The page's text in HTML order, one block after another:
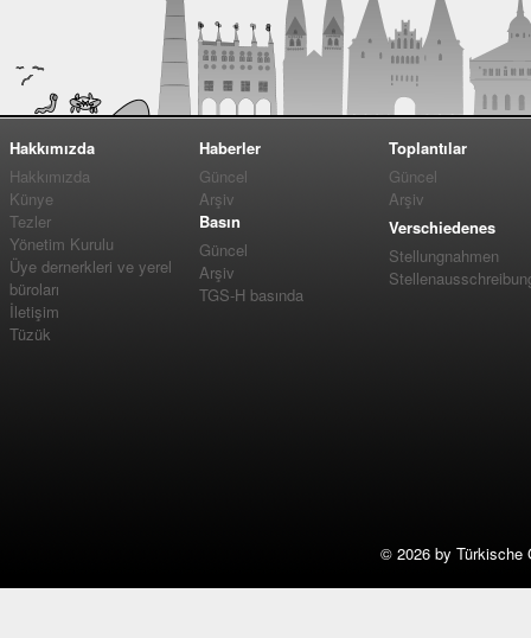
Hakkımızda
Hakkımızda
Künye
Tezler
Yönetim Kurulu
Üye dernerkleri ve yerel
büroları
İletişim
Tüzük
Haberler
Güncel
Arşiv
Basın
Güncel
Arşiv
TGS-H basında
Toplantılar
Güncel
Arşiv
Verschiedenes
Stellungnahmen
© 2026 by Türkische